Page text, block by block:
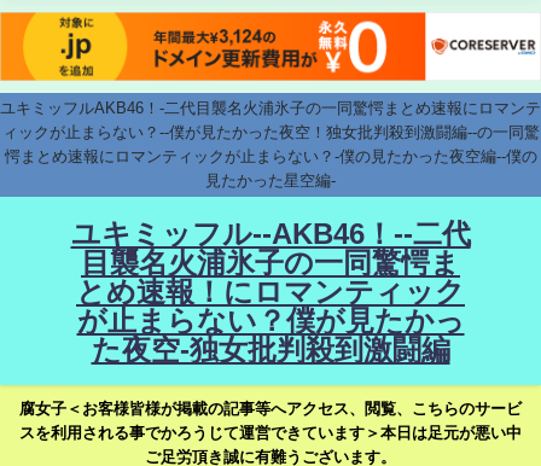
ユキミッフルAKB46！-二代目襲名火浦氷子の一同驚愕まとめ速報にロマンテ
ィックが止まらない？--僕が見たかった夜空！独女批判殺到激闘編--の一同驚
愕まとめ速報にロマンティックが止まらない？-僕の見たかった夜空編--僕の
見たかった星空編-
ユキミッフル--AKB46！--二代
目襲名火浦氷子の一同驚愕ま
とめ速報！にロマンティック
が止まらない？僕が見たかっ
た夜空-独女批判殺到激闘編
腐女子＜お客様皆様が掲載の記事等へアクセス、閲覧、こちらのサービ
スを利用される事でかろうじて運営できています＞本日は足元が悪い中
ご足労頂き誠に有難うございます。